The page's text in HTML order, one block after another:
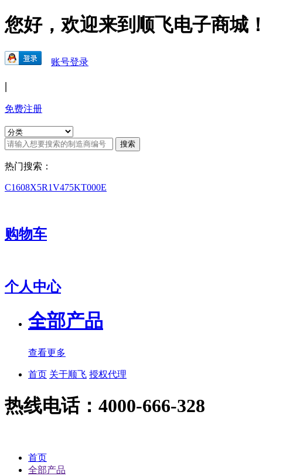
您好，欢迎来到顺飞电子商城！
账号登录
|
免费注册
热门搜索：
C1608X5R1V475KT000E
购物车
个人中心
全部产品
查看更多
首页 关于顺飞 授权代理
热线电话：4000-666-328
首页
全部产品